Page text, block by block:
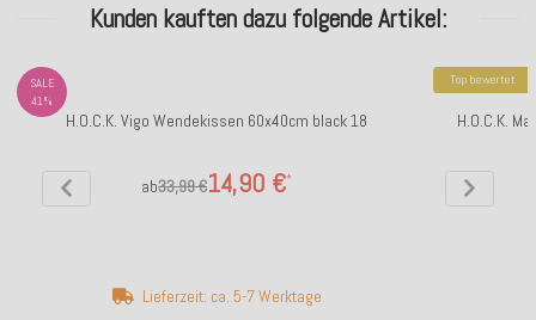
Kunden kauften dazu folgende Artikel:
SALE
41%
H.O.C.K. Vigo Wendekissen 60x40cm black 18
ab 14,90 €*
33,99 €
Lieferzeit: ca. 5-7 Werktage
Top bewertet
H.O.C.K.